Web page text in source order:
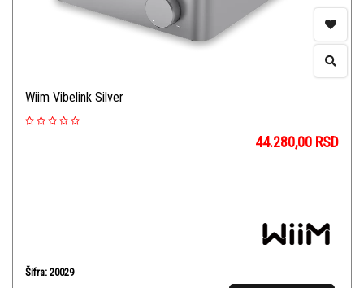
Wiim Vibelink Silver
44.280,00 RSD
Šifra: 20029